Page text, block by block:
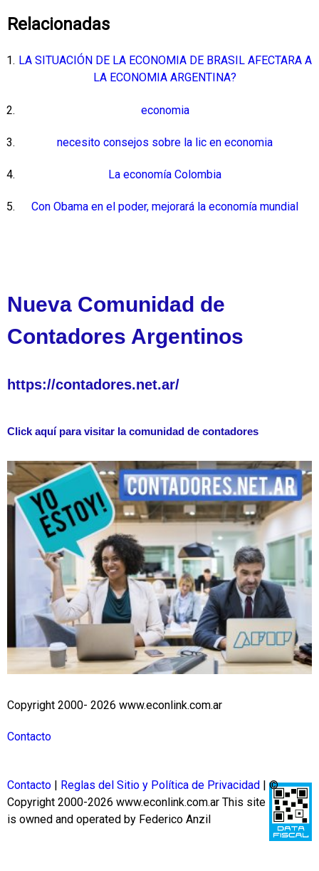
Relacionadas
LA SITUACIÓN DE LA ECONOMIA DE BRASIL AFECTARA A
LA ECONOMIA ARGENTINA?
economia
necesito consejos sobre la lic en economia
La economía Colombia
Con Obama en el poder, mejorará la economía mundial
Nueva Comunidad de
Contadores Argentinos
https://contadores.net.ar/
Click aquí para visitar la comunidad de contadores
Copyright 2000- 2026 www.econlink.com.ar
Contacto
Contacto | Reglas del Sitio y Política de Privacidad | ©
Copyright 2000-2026 www.econlink.com.ar This site
is owned and operated by Federico Anzil